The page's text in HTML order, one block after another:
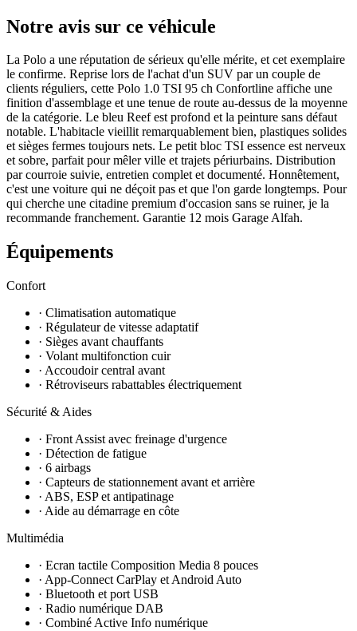
Notre avis sur ce véhicule
La Polo a une réputation de sérieux qu'elle mérite, et cet exemplaire
le confirme. Reprise lors de l'achat d'un SUV par un couple de
clients réguliers, cette Polo 1.0 TSI 95 ch Confortline affiche une
finition d'assemblage et une tenue de route au-dessus de la moyenne
de la catégorie. Le bleu Reef est profond et la peinture sans défaut
notable. L'habitacle vieillit remarquablement bien, plastiques solides
et sièges fermes toujours nets. Le petit bloc TSI essence est nerveux
et sobre, parfait pour mêler ville et trajets périurbains. Distribution
par courroie suivie, entretien complet et documenté. Honnêtement,
c'est une voiture qui ne déçoit pas et que l'on garde longtemps. Pour
qui cherche une citadine premium d'occasion sans se ruiner, je la
recommande franchement. Garantie 12 mois Garage Alfah.
Équipements
Confort
· Climatisation automatique
· Régulateur de vitesse adaptatif
· Sièges avant chauffants
· Volant multifonction cuir
· Accoudoir central avant
· Rétroviseurs rabattables électriquement
Sécurité & Aides
· Front Assist avec freinage d'urgence
· Détection de fatigue
· 6 airbags
· Capteurs de stationnement avant et arrière
· ABS, ESP et antipatinage
· Aide au démarrage en côte
Multimédia
· Ecran tactile Composition Media 8 pouces
· App-Connect CarPlay et Android Auto
· Bluetooth et port USB
· Radio numérique DAB
· Combiné Active Info numérique